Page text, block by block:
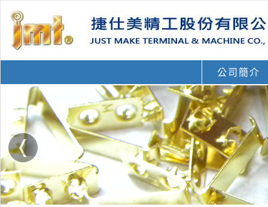
公司簡介